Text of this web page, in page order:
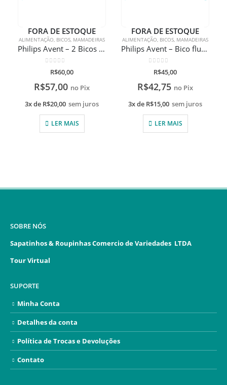
FORA DE ESTOQUE
ALIMENTAÇÃO, BICOS, MAMADEIRAS
Philips Avent – 2 Bicos Mamadeira Pétala 6m+
de 5
R$60,00
R$57,00 no Pix
3x de R$20,00 sem juros
LER MAIS
FORA DE ESTOQUE
ALIMENTAÇÃO, BICOS, MAMADEIRAS
Philips Avent – Bico fluxo variável anti- colic Classic
de 5
R$45,00
R$42,75 no Pix
3x de R$15,00 sem juros
LER MAIS
SOBRE NÓS
Sapatinhos & Roupinhas Comercio de Variedades LTDA
Tour Virtual
SUPORTE
Minha Conta
Detalhes da conta
Política de Trocas e Devoluções
Contato